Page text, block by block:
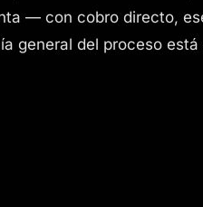
— con cobro directo,
general del proceso está